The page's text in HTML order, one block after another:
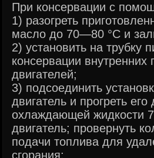
При консервации с
1) разогреть
масло до 70—80 °С и
2) установить на трубку
консервации
двигателей;
3) подсоединить
двигатель и прогреть
охлаждающей жидкости
двигатель; провернуть
подачи топлива для
сгорания;